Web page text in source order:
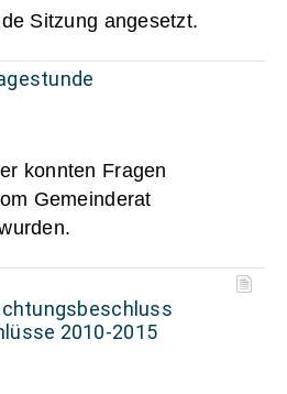
Sitzung angesetzt.
konnten Fragen
Gemeinderat
2010-2015